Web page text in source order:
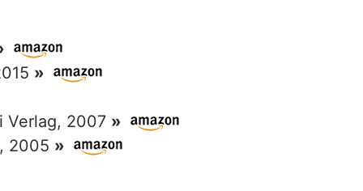
»
Verlag, 2007 »
2005 »